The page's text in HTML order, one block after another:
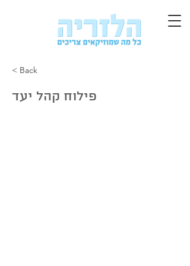
< Back
פילוח קהל יעד